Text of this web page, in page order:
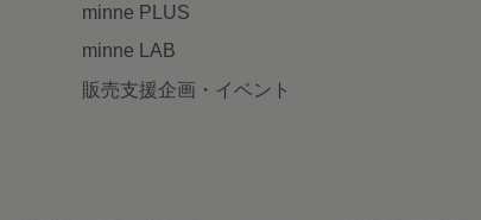
minne PLUS
minne LAB
販売支援企画・イベント